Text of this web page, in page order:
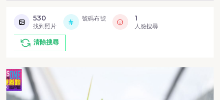
530
找到照片
號碼布號 1
人臉搜尋
清除搜尋